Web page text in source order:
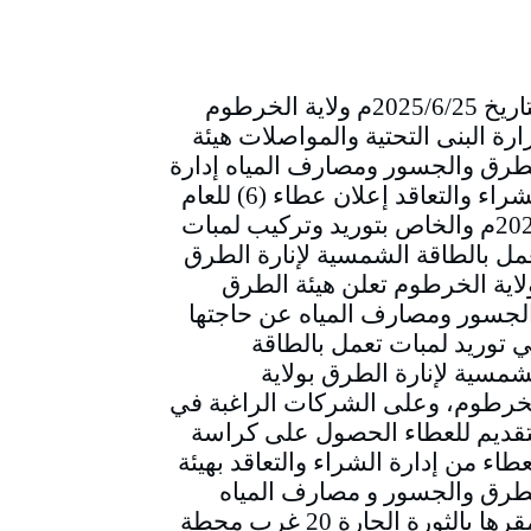
التاريخ 2025/6/25م ولاية الخرطوم
البنى التحتية والمواصلات هيئة
والجسور ومصارف المياه إدارة
الشراء والتعاقد إعلان عطاء (6) للعام
2025م والخاص بتوريد وتركيب لمبات
بالطاقة الشمسية لإنارة الطرق
الخرطوم تعلن هيئة الطرق
ومصارف المياه عن حاجتها
توريد لمبات تعمل بالطاقة
لإنارة الطرق بولاية
وعلى الشركات الراغبة في
للعطاء الحصول على كراسة
من إدارة الشراء والتعاقد بهيئة
والجسور و مصارف المياه
بمقرها بالثورة الحارة 20 غرب محطة